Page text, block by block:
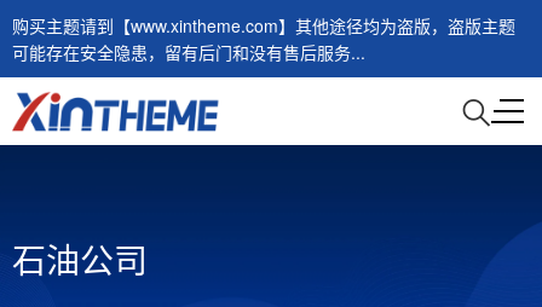
购买主题请到【www.xintheme.com】其他途径均为盗版，盗版主题
可能存在安全隐患，留有后门和没有售后服务...
石油公司